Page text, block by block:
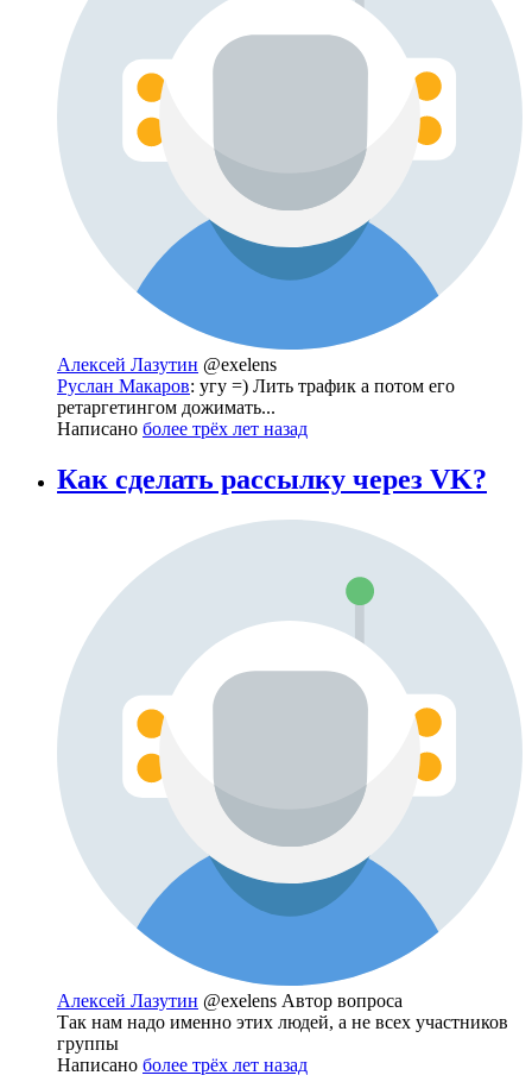
Алексей Лазутин @exelens
Руслан Макаров: угу =) Лить трафик а потом его
ретаргетингом дожимать...
Написано более трёх лет назад
Как сделать рассылку через VK?
Алексей Лазутин @exelens Автор вопроса
Так нам надо именно этих людей, а не всех участников
группы
Написано более трёх лет назад